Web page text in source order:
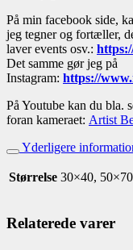
På min facebook side,
jeg tegner og fortæller,
laver events osv.:
Det samme gør jeg på
Instagram: https://
På Youtube kan du bla.
foran kameraet: Artist
Yderligere
Størrelse 30×40,
Relaterede varer